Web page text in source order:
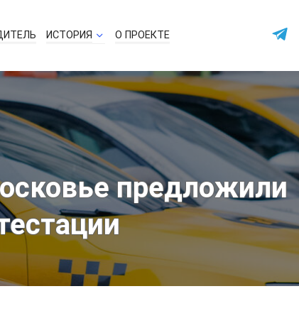
ИСТОРИЯ О ПРОЕКТЕ
предложили